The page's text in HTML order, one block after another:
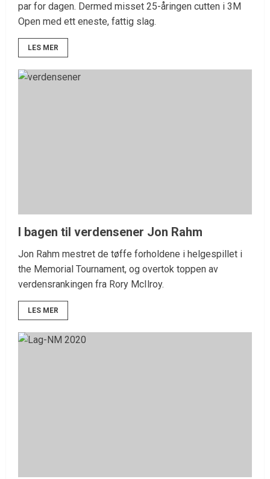
par for dagen. Dermed misset 25-åringen cutten i 3M
Open med ett eneste, fattig slag.
LES MER
I bagen til verdensener Jon Rahm
Jon Rahm mestret de tøffe forholdene i helgespillet i
the Memorial Tournament, og overtok toppen av
verdensrankingen fra Rory McIlroy.
LES MER